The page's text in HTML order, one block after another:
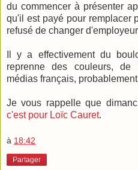
du commencer à présenter
qu'il est payé pour remplacer
refusé de changer
Il y a effectivement du
reprenne des couleurs, de
médias français,
Je vous rappelle que
c'est pour Loïc Cauret.
à 18:42
Partager